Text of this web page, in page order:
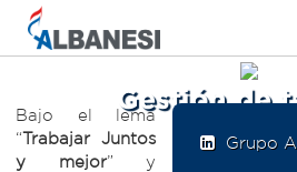
Gestión de
Grupo
Bajo el lema
“Trabajar Juntos
y mejor” y